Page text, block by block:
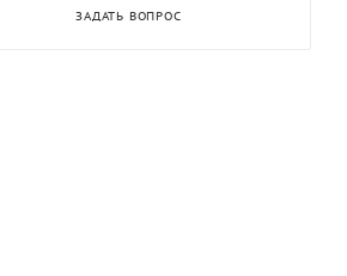
ЗАДАТЬ ВОПРОС